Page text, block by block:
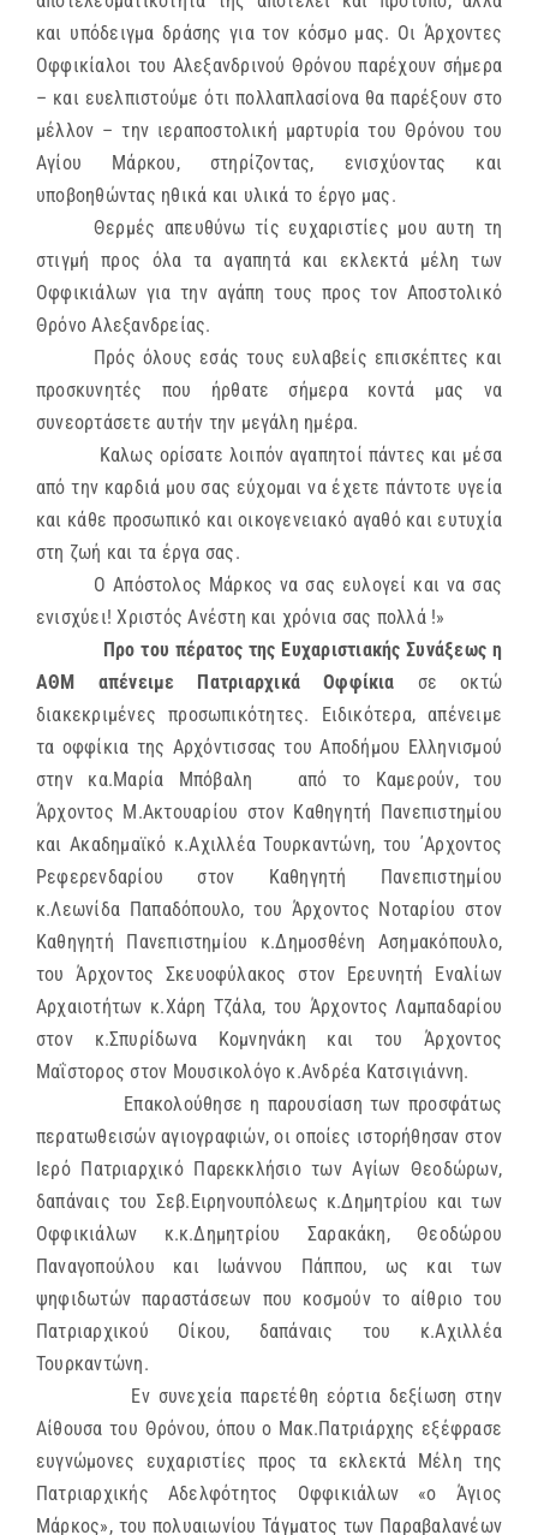
και υπόδειγμα δράσης για τον κόσμο μας. Οι Άρχοντες
Οφφικίαλοι του Αλεξανδρινού Θρόνου παρέχουν σήμερα
– και ευελπιστούμε ότι πολλαπλασίονα θα παρέξουν στο
μέλλον – την ιεραποστολική μαρτυρία του Θρόνου του
Αγίου Μάρκου, στηρίζοντας, ενισχύοντας και
υποβοηθώντας ηθικά και υλικά το έργο μας.
Θερμές απευθύνω τίς ευχαριστίες μου αυτη τη
στιγμή προς όλα τα αγαπητά και εκλεκτά μέλη των
Οφφικιάλων για την αγάπη τους προς τον Αποστολικό
Θρόνο Αλεξανδρείας.
Πρός όλους εσάς τους ευλαβείς επισκέπτες και
προσκυνητές που ήρθατε σήμερα κοντά μας να
συνεορτάσετε αυτήν την μεγάλη ημέρα.
Καλως ορίσατε λοιπόν αγαπητοί πάντες και μέσα
από την καρδιά μου σας εύχομαι να έχετε πάντοτε υγεία
και κάθε προσωπικό και οικογενειακό αγαθό και ευτυχία
στη ζωή και τα έργα σας.
Ο Απόστολος Μάρκος να σας ευλογεί και να σας
ενισχύει! Χριστός Ανέστη και χρόνια σας πολλά !»
Προ του πέρατος της Ευχαριστιακής Συνάξεως η
ΑΘΜ απένειμε Πατριαρχικά Οφφίκια σε οκτώ
διακεκριμένες προσωπικότητες. Ειδικότερα, απένειμε
τα οφφίκια της Αρχόντισσας του Αποδήμου Ελληνισμού
στην κα.Μαρία Μπόβαλη από το Καμερούν, του
Άρχοντος Μ.Ακτουαρίου στον Καθηγητή Πανεπιστημίου
και Ακαδημαϊκό κ.Αχιλλέα Τουρκαντώνη, του ΄Αρχοντος
Ρεφερενδαρίου στον Καθηγητή Πανεπιστημίου
κ.Λεωνίδα Παπαδόπουλο, του Άρχοντος Νοταρίου στον
Καθηγητή Πανεπιστημίου κ.Δημοσθένη Ασημακόπουλο,
του Άρχοντος Σκευοφύλακος στον Ερευνητή Εναλίων
Αρχαιοτήτων κ.Χάρη Τζάλα, του Άρχοντος Λαμπαδαρίου
στον κ.Σπυρίδωνα Κομνηνάκη και του Άρχοντος
Μαΐστορος στον Μουσικολόγο κ.Ανδρέα Κατσιγιάννη.
Επακολούθησε η παρουσίαση των προσφάτως
περατωθεισών αγιογραφιών, οι οποίες ιστορήθησαν στον
Ιερό Πατριαρχικό Παρεκκλήσιο των Αγίων Θεοδώρων,
δαπάναις του Σεβ.Ειρηνουπόλεως κ.Δημητρίου και των
Οφφικιάλων κ.κ.Δημητρίου Σαρακάκη, Θεοδώρου
Παναγοπούλου και Ιωάννου Πάππου, ως και των
ψηφιδωτών παραστάσεων που κοσμούν το αίθριο του
Πατριαρχικού Οίκου, δαπάναις του κ.Αχιλλέα
Τουρκαντώνη.
Εν συνεχεία παρετέθη εόρτια δεξίωση στην
Αίθουσα του Θρόνου, όπου ο Μακ.Πατριάρχης εξέφρασε
ευγνώμονες ευχαριστίες προς τα εκλεκτά Μέλη της
Πατριαρχικής Αδελφότητος Οφφικιάλων «ο Άγιος
Μάρκος», του πολυαιωνίου Τάγματος των Παραβαλανέων